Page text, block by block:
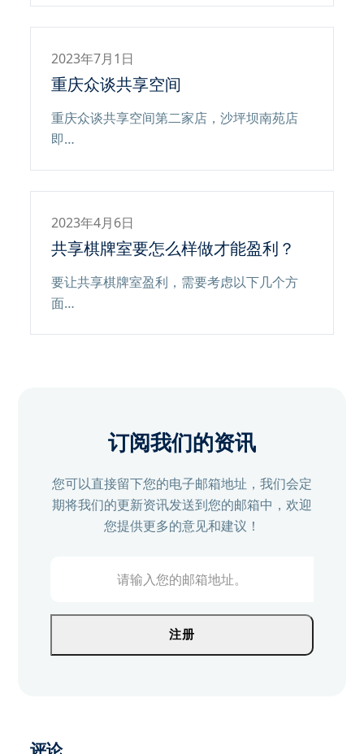
2023年7月1日
重庆众谈共享空间
重庆众谈共享空间第二家店，沙坪坝南苑店
即…
2023年4月6日
共享棋牌室要怎么样做才能盈利？
要让共享棋牌室盈利，需要考虑以下几个方
面…
订阅我们的资讯
您可以直接留下您的电子邮箱地址，我们会定
期将我们的更新资讯发送到您的邮箱中，欢迎
您提供更多的意见和建议！
的
注册